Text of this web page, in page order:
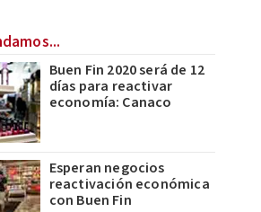
Buen Fin 2020 será de 12
días para reactivar
economía: Canaco
Esperan negocios
reactivación económica
con Buen Fin